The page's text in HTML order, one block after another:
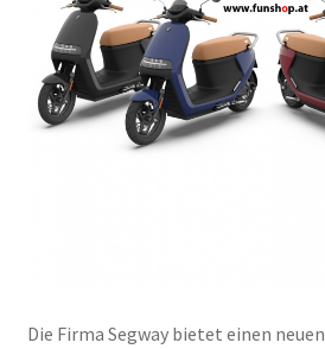
Die Firma Segway bietet einen neuen